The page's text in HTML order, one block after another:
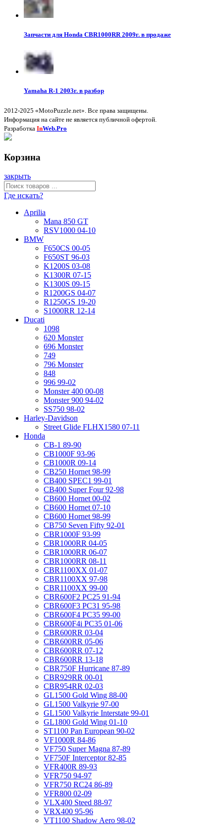
Запчасти для Honda CBR1000RR 2009г. в продаже
Yamaha R-1 2003г. в разбор
2012-2025 «MotoPuzzle.net». Все права защищены.
Информация на сайте не является публичной офертой.
Разработка InWeb.Pro
Корзина
закрыть
Где искать?
Aprilia
Mana 850 GT
RSV1000 04-10
BMW
F650CS 00-05
F650ST 96-03
K1200S 03-08
K1300R 07-15
K1300S 09-15
R1200GS 04-07
R1250GS 19-20
S1000RR 12-14
Ducati
1098
620 Monster
696 Monster
749
796 Monster
848
996 99-02
Monster 400 00-08
Monster 900 94-02
SS750 98-02
Harley-Davidson
Street Glide FLHX1580 07-11
Honda
CB-1 89-90
CB1000F 93-96
CB1000R 09-14
CB250 Hornet 98-99
CB400 SPEC1 99-01
CB400 Super Four 92-98
CB600 Hornet 00-02
CB600 Hornet 07-10
CB600 Hornet 98-99
CB750 Seven Fifty 92-01
CBR1000F 93-99
CBR1000RR 04-05
CBR1000RR 06-07
CBR1000RR 08-11
CBR1100XX 01-07
CBR1100XX 97-98
CBR1100XX 99-00
CBR600F2 PC25 91-94
CBR600F3 PC31 95-98
CBR600F4 PC35 99-00
CBR600F4i PC35 01-06
CBR600RR 03-04
CBR600RR 05-06
CBR600RR 07-12
CBR600RR 13-18
CBR750F Hurricane 87-89
CBR929RR 00-01
CBR954RR 02-03
GL1500 Gold Wing 88-00
GL1500 Valkyrie 97-00
GL1500 Valkyrie Interstate 99-01
GL1800 Gold Wing 01-10
ST1100 Pan European 90-02
VF1000R 84-86
VF750 Super Magna 87-89
VF750F Interceptor 82-85
VFR400R 89-93
VFR750 94-97
VFR750 RC24 86-89
VFR800 02-09
VLX400 Steed 88-97
VRX400 95-96
VT1100 Shadow Aero 98-02